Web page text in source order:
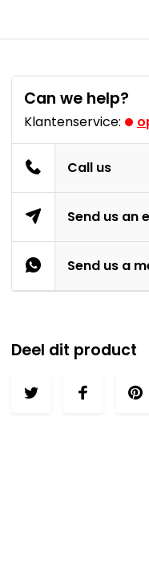
Can we help?
Klantenservice:
Call us
Send us an
Send us a
Deel dit product